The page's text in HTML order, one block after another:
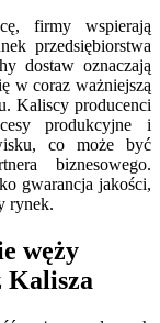
firmy wspierają
przedsiębiorstwa
dostaw oznaczają
w coraz ważniejszą
Kaliscy producenci
produkcyjne i
co może być
biznesowego.
gwarancja jakości,
rynek.
węży
Kalisza